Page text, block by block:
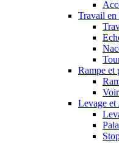
Travail en
Rampe et
Levage et